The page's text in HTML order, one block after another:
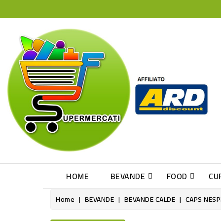
HOME BEVANDE FOOD
Home BEVANDE BEVANDE CALDE CAPS